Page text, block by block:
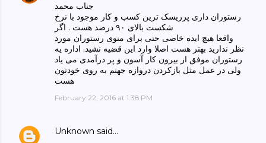
جناب محمد
رستوران داری پرریسک ترین کسب و کار موجود با نرخ
شکست بالای ۹۰ درصد هست . اگر
واقعا هیچ ایده خاصی حتی برای منوی رستوران مورد
نظر ندارید بهتر هست اصلا وارد این قضیه نشید. اداره یه
رستوران موفق از بیرون کار آسون و پر درآمدی می یاد
ولی در عمل مثل بازکردن دروازه جهنم به روی خودتون
هست
February 22, 2016 at 1:38 PM
Unknown said…